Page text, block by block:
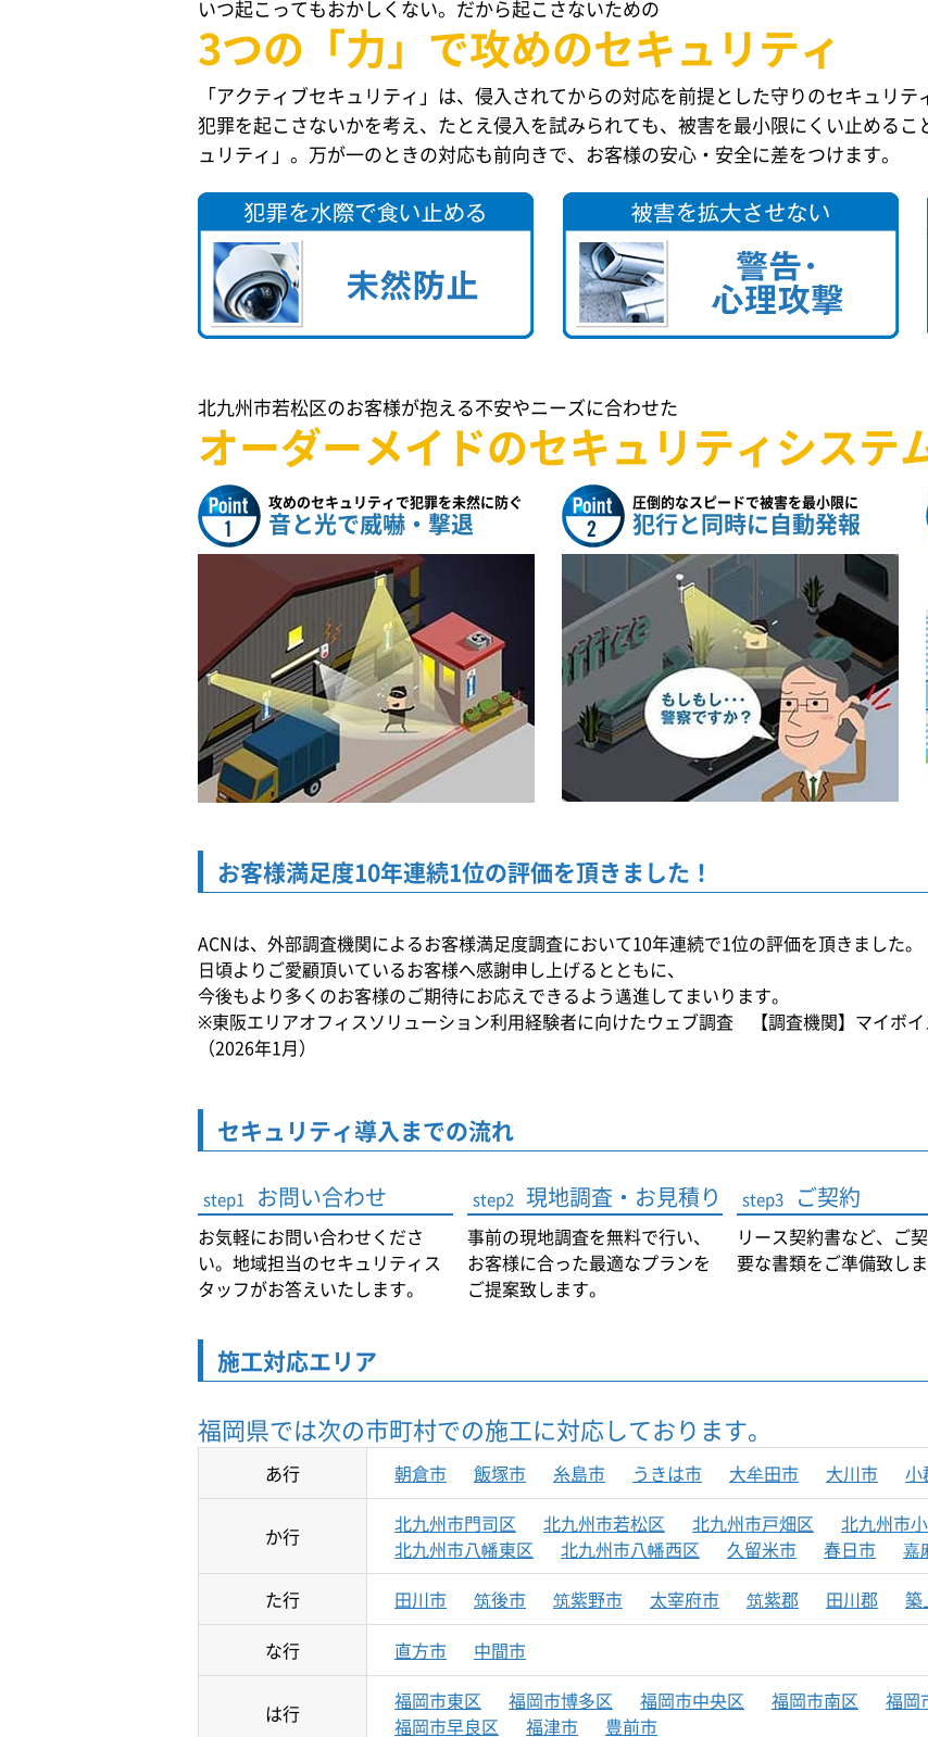
いつ起こってもおかしくない。だから起こさないための
3つの「力」で攻めのセキュリティ
「アクティブセキュリティ」は、侵入されてからの対応を前提とした守りのセキュリ
犯罪を起こさないかを考え、たとえ侵入を試みられても、被害を最小限にくい止める
ュリティ」。万が一のときの対応も前向きで、お客様の安心・安全に差をつけます。
北九州市若松区のお客様が抱える不安やニーズに合わせた
オーダーメイドのセキュリティシステ
攻めのセキュリティで犯罪を未然に防ぐ
音と光で威嚇・撃退
圧倒的なスピードで被害を最小限に
犯行と同時に自動発報
お客様満足度10年連続1位の評価を頂きました！
ACNは、外部調査機関によるお客様満足度調査において10年連続で1位の評価を頂きました。
日頃よりご愛顧頂いているお客様へ感謝申し上げるとともに、
今後もより多くのお客様のご期待にお応えできるよう邁進してまいります。
※東阪エリアオフィスソリューション利用経験者に向けたウェブ調査 【調査機関】マイボ
（2026年1月）
セキュリティ導入までの流れ
step1 お問い合わせ
お気軽にお問い合わせくださ
い。地域担当のセキュリティス
タッフがお答えいたします。
step2 現地調査・お見積り
事前の現地調査を無料で行い、
お客様に合った最適なプランを
ご提案致します。
step3 ご契約
リース契約書など、ご
要な書類をご準備致しま
施工対応エリア
福岡県では次の市町村での施工に対応しております。
あ行 朝倉市 飯塚市 糸島市 うきは市 大牟田市 大川市 小
か行 北九州市門司区 北九州市若松区 北九州市戸畑区 北九州市
北九州市八幡東区
北九州市八幡西区 久留米市 春日市 嘉
た行
田川市 筑後市 筑紫野市 太宰府市 筑紫郡 田川郡
築
な行
直方市 中間市
は行 福岡市東区 福岡市博多区 福岡市中央区 福岡市南区 福岡
福岡市早良区
福津市
豊前市